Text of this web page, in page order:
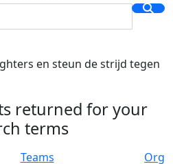
en steun de strijd tegen
returned for your
terms
Teams
Org